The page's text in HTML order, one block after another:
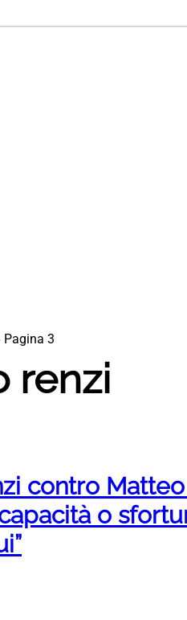
Pagina 3
renzi
contro Matteo
o